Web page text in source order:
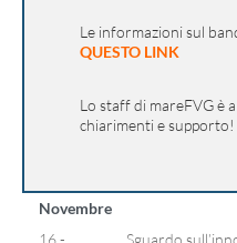
Le informazioni sul
QUESTO LINK
Lo staff di mareFVG è
chiarimenti e supporto!
Novembre
16 -
Sguardo